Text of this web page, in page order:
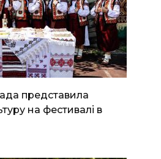
представила
на фестивалі в